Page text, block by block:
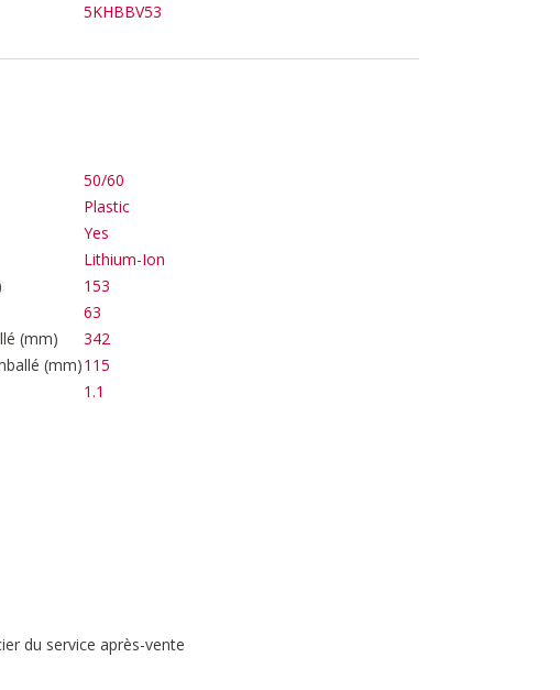
5KHBBV53
50/60
Plastic
Yes
Lithium-Ion
153
63
(mm)
342
(mm)115
1.1
du service après-vente